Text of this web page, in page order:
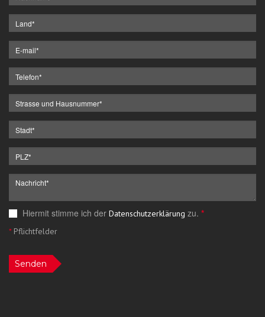
Hiermit stimme ich der Datenschutzerklärung zu. *
*Pflichtfelder
Senden